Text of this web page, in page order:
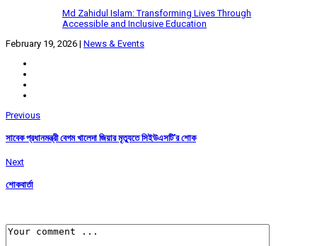
Md Zahidul Islam: Transforming Lives Through
Accessible and Inclusive Education
February 19, 2026 | News & Events
Previous
সাবেক প্রধানমন্ত্রী বেগম খালেদা জিয়ার মৃত্যুতে সিইউএসটি’র শোক
Next
শোকবার্তা